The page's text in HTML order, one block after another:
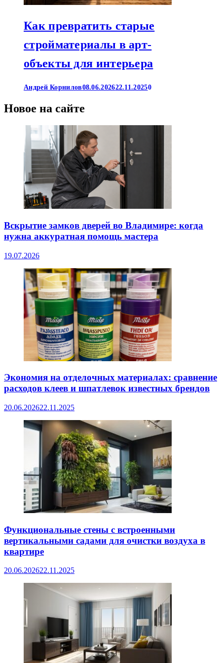
Как превратить старые
стройматериалы в арт-
объекты для интерьера
Андрей Корнилов08.06.202622.11.20250
Новое на сайте
Вскрытие замков дверей во Владимире: когда
нужна аккуратная помощь мастера
19.07.2026
Экономия на отделочных материалах: сравнение
расходов клеев и шпатлевок известных брендов
20.06.202622.11.2025
Функциональные стены с встроенными
вертикальными садами для очистки воздуха в
квартире
20.06.202622.11.2025